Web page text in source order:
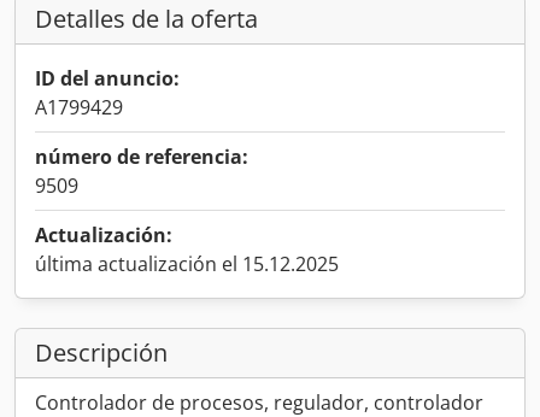
Detalles de la oferta
ID del anuncio:
A1799429
número de referencia:
9509
Actualización:
última actualización el 15.12.2025
Descripción
Controlador de procesos, regulador, controlador